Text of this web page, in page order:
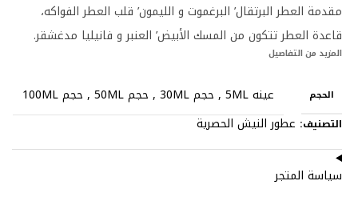
مقدمة العطر البرتقال’ البرغموت و الليمون’ قلب العطر الفواكه،
قاعدة العطر تتكون من المسك الأبيض’ العنبر و فانيليا مدغشقر.
المزيد من التفاصيل
الحجم عينه 5ML , حجم 30ML , حجم 50ML , حجم 100ML
التصنيف: عطور النيش الحصرية
سياسة المتجر